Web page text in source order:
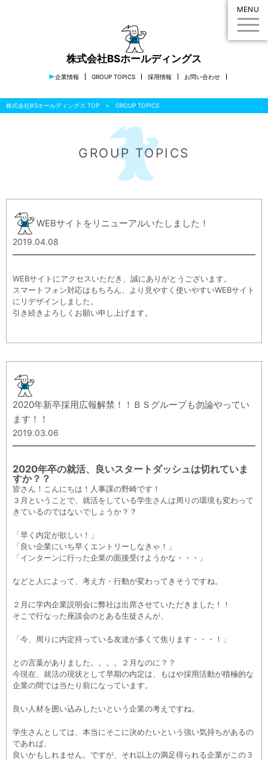
株式会社BSホールディングス
企業情報 GROUP TOPICS 採用情報 お問い合わせ
MENU
株式会社BSホールディングス TOP GROUP TOPICS
GROUP TOPICS
WEBサイトをリニューアルいたしました！
2019.04.08
WEBサイトにアクセスいただき、誠にありがとうございます。
スマートフォン対応はもちろん、より見やすく使いやすいWEBサイト
にリデザインしました。
引き続きよろしくお願い申し上げます。
2020年新卒採用広報解禁！！ＢＳグループも勿論やってい
ます！！
2019.03.06
2020年卒の就活、良いスタートダッシュは切れていま
すか？？
皆さん！こんにちは！人事課の野崎です！
３月ということで、就活をしている学生さんは周りの環境も変わって
きているのではないでしょうか？？
「早く内定が欲しい！」
「良い企業にいち早くエントリーしなきゃ！」
「インターンに行った企業の面接受けようかな・・・」
などと人によって、考え方・行動が変わってきそうですね。
２月に学内企業説明会に弊社は出席させていただきました！！
そこで行なった座談会のとある生徒さんが、
「今、周りに内定持っている友達が多くて焦ります・・・！」
との言葉がありました。。。。２月なのに？？
今現在、就活の現状として早期の内定は、もはや採用活動が積極的な
企業の間では当たり前になっています。
良い人材を囲い込みしたいという企業の考えですね。
学生さんとしては、本当にそこに決めたいという強い気持ちがあるの
であれば、
良いかもしれません。ですが、それ以上の満足得られる企業がこの３